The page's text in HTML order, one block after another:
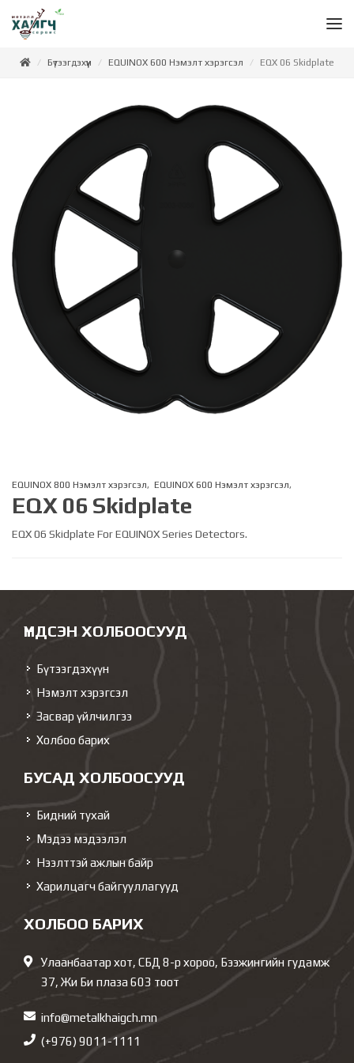
Бүтээгдэхүүн EQUINOX 600 Нэмэлт хэрэгсэл EQX 06 Skidplate
EQUINOX 800 Нэмэлт хэрэгсэл, EQUINOX 600 Нэмэлт хэрэгсэл,
EQX 06 Skidplate
EQX 06 Skidplate For EQUINOX Series Detectors.
ҮНДСЭН ХОЛБООСУУД
Бүтээгдэхүүн
Нэмэлт хэрэгсэл
Засвар үйлчилгээ
Холбоо барих
БУСАД ХОЛБООСУУД
Бидний тухай
Мэдээ мэдээлэл
Нээлттэй ажлын байр
Харилцагч байгууллагууд
ХОЛБОО БАРИХ
Улаанбаатар хот, СБД 8-р хороо, Бээжингийн гудамж
37, Жи Би плаза 603 тоот
info@metalkhaigch.mn
(+976) 9011-1111